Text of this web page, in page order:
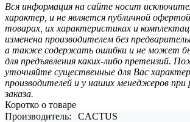
Вся информация на сайте носит
характер, и не является публичной
товарах, их характеристиках и
изменена производителем без
а также содержать ошибки и не может
для предъявления каких-либо претензий.
уточняйте существенные для Вас
производителей и у наших менеджеров при
заказа.
Коротко о товаре
Производитель:
CACTUS